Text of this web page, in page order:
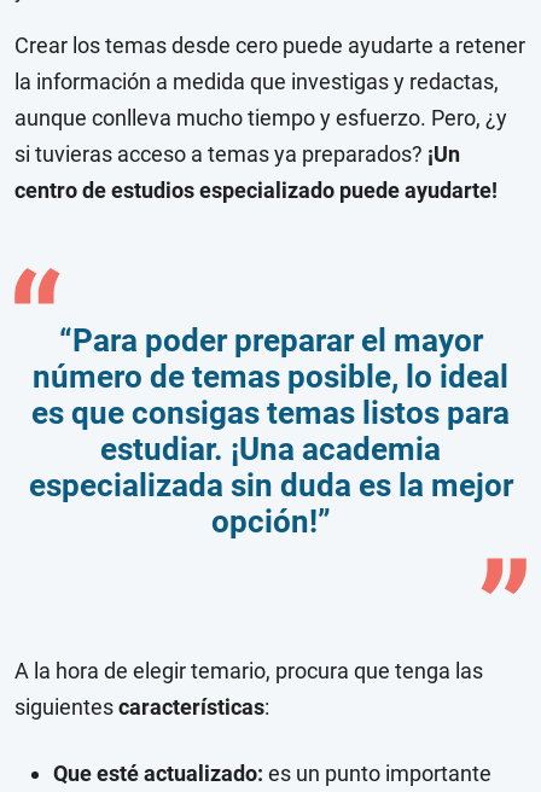
Crear los temas desde cero puede ayudarte a retener
la información a medida que investigas y redactas,
aunque conlleva mucho tiempo y esfuerzo. Pero, ¿y
si tuvieras acceso a temas ya preparados? ¡Un
centro de estudios especializado puede ayudarte!
“Para poder preparar el mayor
número de temas posible, lo ideal
es que consigas temas listos para
estudiar. ¡Una academia
especializada sin duda es la mejor
opción!”
A la hora de elegir temario, procura que tenga las
siguientescaracterísticas:
Que esté actualizado: es un punto importante